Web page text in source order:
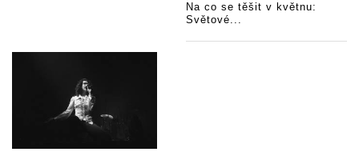
Na co se těšit v květnu:
Světové...